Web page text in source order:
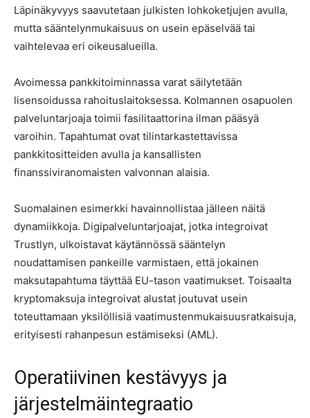
Läpinäkyvyys saavutetaan julkisten lohkoketjujen avulla,
mutta sääntelynmukaisuus on usein epäselvää tai
vaihtelevaa eri oikeusalueilla.
Avoimessa pankkitoiminnassa varat säilytetään
lisensoidussa rahoituslaitoksessa. Kolmannen osapuolen
palveluntarjoaja toimii fasilitaattorina ilman pääsyä
varoihin. Tapahtumat ovat tilintarkastettavissa
pankkitositteiden avulla ja kansallisten
finanssiviranomaisten valvonnan alaisia.
Suomalainen esimerkki havainnollistaa jälleen näitä
dynamiikkoja. Digipalveluntarjoajat, jotka integroivat
Trustlyn, ulkoistavat käytännössä sääntelyn
noudattamisen pankeille varmistaen, että jokainen
maksutapahtuma täyttää EU-tason vaatimukset. Toisaalta
kryptomaksuja integroivat alustat joutuvat usein
toteuttamaan yksilöllisiä vaatimustenmukaisuusratkaisuja,
erityisesti rahanpesun estämiseksi (AML).
Operatiivinen kestävyys ja
järjestelmäintegraatio